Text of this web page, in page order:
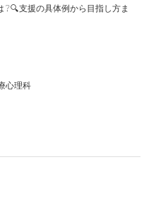
？🔍支援の具体例から目指し方ま
心理科